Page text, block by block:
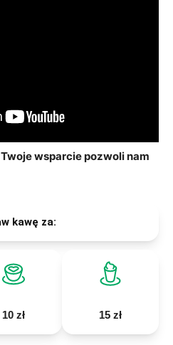
wsparcie pozwoli nam
kawę za:
10 zł 15 zł